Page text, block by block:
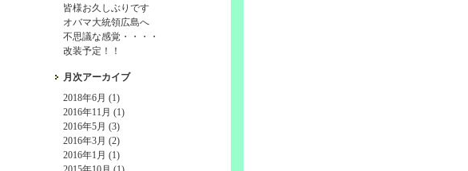
皆様お久しぶりです
オバマ大統領広島へ
不思議な感覚・・・・
改装予定！！
月次アーカイブ
2018年6月 (1)
2016年11月 (1)
2016年5月 (3)
2016年3月 (2)
2016年1月 (1)